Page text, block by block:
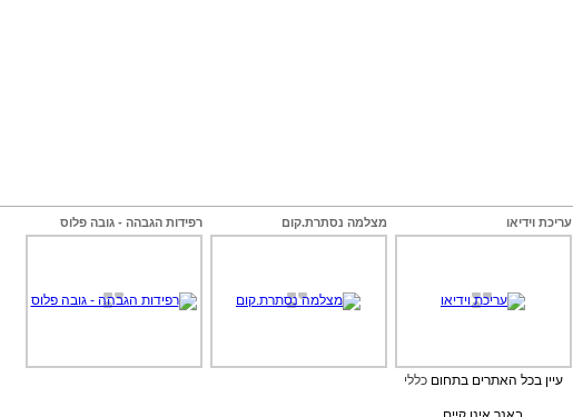
עריכת וידיאו מצלמה נסתרת.קום רפידות הגבהה - גובה פלוס
עיין בכל האתרים בתחוםכללי